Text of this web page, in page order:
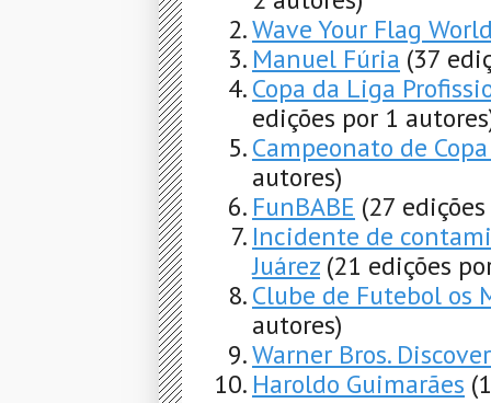
Wave Your Flag
Manuel Fúria (37
Copa da Liga
edições por 1
Campeonato de
autores)
FunBABE (27
Incidente de
Juárez (21 edições
Clube de Futebol os
autores)
Warner Bros.
Haroldo Guimarães